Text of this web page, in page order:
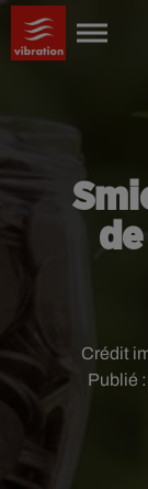
Publié
Crédit